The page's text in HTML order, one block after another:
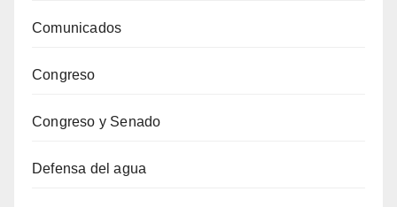
Comunicados
Congreso
Congreso y Senado
Defensa del agua